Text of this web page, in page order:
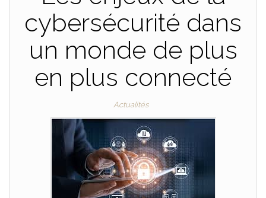
cybersécurité dans
un monde de plus
en plus connecté
Actualités